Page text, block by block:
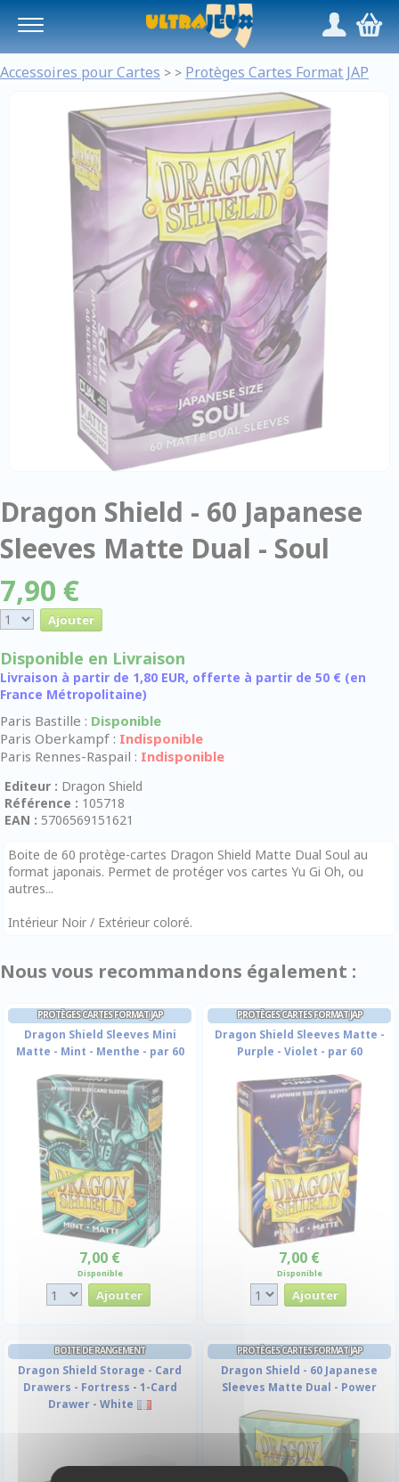
/,
Accessoires pour Cartes > > Protèges Cartes Format JAP
Dragon Shield - 60 Japanese
Sleeves Matte Dual - Soul
7,90 €
Disponible en Livraison
Livraison à partir de 1,80 EUR, offerte à partir de 50 € (en
France Métropolitaine)
Paris Bastille : Disponible
Paris Oberkampf : Indisponible
Paris Rennes-Raspail : Indisponible
Editeur : Dragon Shield
Référence : 105718
EAN : 5706569151621
Boite de 60 protège-cartes Dragon Shield Matte Dual Soul au
format japonais. Permet de protéger vos cartes Yu Gi Oh, ou
autres...
Intérieur Noir / Extérieur coloré.
Nous vous recommandons également :
PROTÈGES CARTES FORMAT JAP
Dragon Shield Sleeves Mini
Matte - Mint - Menthe - par 60
7,00 €
Disponible
PROTÈGES CARTES FORMAT JAP
Dragon Shield Sleeves Matte -
Purple - Violet - par 60
7,00 €
Disponible
BOITE DE RANGEMENT
Dragon Shield Storage - Card
Drawers - Fortress - 1-Card
Drawer - White
PROTÈGES CARTES FORMAT JAP
Dragon Shield - 60 Japanese
Sleeves Matte Dual - Power